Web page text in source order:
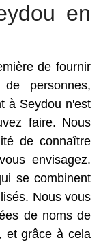
en
de fournir
personnes,
à Seydou n'est
faire. Nous
de connaître
envisagez.
se combinent
Nous vous
de noms de
et grâce à cela